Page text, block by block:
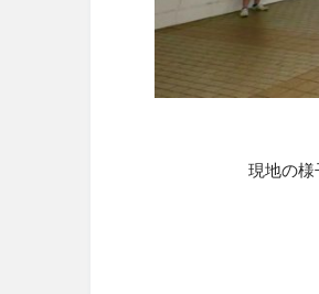
現地の様